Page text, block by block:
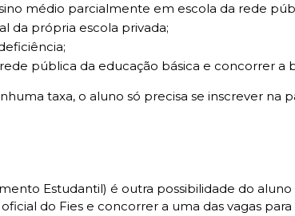
médio parcialmente em escola da rede
da própria escola privada;
pública da educação básica e concorrer a
taxa, o aluno só precisa se inscrever na
Estudantil) é outra possibilidade do
do Fies e concorrer a uma das vagas